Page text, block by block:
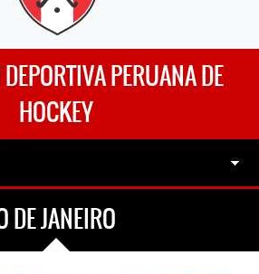
PERUANA DE
HOCKEY
DE JANEIRO